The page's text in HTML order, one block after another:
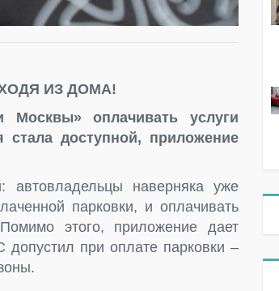
ИЗ ДОМА!
оплачивать услуги
стала доступной, приложение
автовладельцы наверняка уже
парковки, и оплачивать
этого, приложение дает
при оплате парковки –